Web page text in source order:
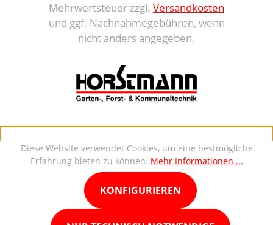
Mehrwertsteuer zzgl. Versandkosten
und ggf. Nachnahmegebühren, wenn
nicht anders angegeben.
Diese Website verwendet Cookies, um eine bestmögliche
Erfahrung bieten zu können. Mehr Informationen ...
KONFIGURIEREN